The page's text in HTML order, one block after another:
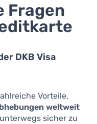
Fragen
DKB Visa
Vorteile,
weltweit
sicher zu